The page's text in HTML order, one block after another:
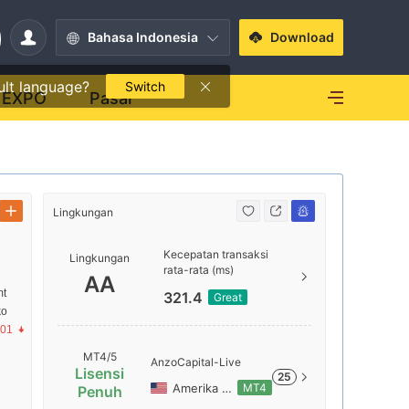
Bahasa Indonesia
language? Switch
Download
EXPO Pasar
Lingkungan
Lingkungan
AA
Kecepatan transaksi
rata-rata (ms)
321.4 Great
MT4/5
Lisensi
Penuh
AnzoCapital-Live
Amerika Serikat MT4
25